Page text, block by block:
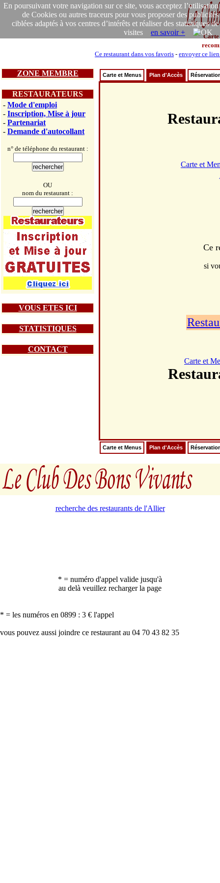
En poursuivant votre navigation sur ce site, vous acceptez l’utilisation
de Cookies ou autres traceurs pour vous proposer des publicités
ciblées adaptés à vos centres d’intérêts et réaliser des statistiques de
visites en savoir +
Carte
Ce restaurant dans vos favoris - envoyer ce
ZONE MEMBRE
RESTAURATEURS
- Mode d'emploi
- Inscription, Mise à jour
- Partenariat
- Demande d'autocollant
n° de téléphone du restaurant :
OU
nom du restaurant :
VOUS ETES ICI
STATISTIQUES
CONTACT
Carte et Menus Plan d'Accès
Carte et
Ce
si
Carte et
Carte et Menus Plan d'Accès
recherche des restaurants de l'Allier
* = numéro d'appel valide jusqu'à
au delà veuillez recharger la page
* = les numéros en 0899 : 3 € l'appel
vous pouvez aussi joindre ce restaurant au 04 70 43 82 35